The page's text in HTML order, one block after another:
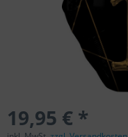
19,95 € *